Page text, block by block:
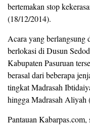
bertemakan stop
(18/12/2014).
Acara yang berlangsung
berlokasi di Dusun
Kabupaten Pasuruan
berasal dari beberapa
tingkat Madrasah
hingga Madrasah Aliyah
Pantauan